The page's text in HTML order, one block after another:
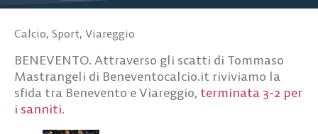
Calcio, Sport, Viareggio
BENEVENTO. Attraverso gli scatti di Tommaso
Mastrangeli di Beneventocalcio.it riviviamo la
sfida tra Benevento e Viareggio, terminata 3-2 per
i sanniti.